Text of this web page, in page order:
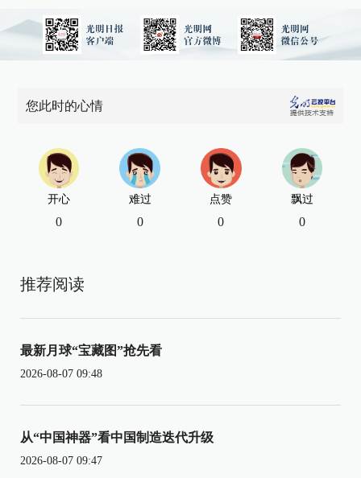
您此时的心情
开心
0
难过
0
点赞
0
飘过
0
推荐阅读
最新月球“宝藏图”抢先看
2026-08-07 09:48
从“中国神器”看中国制造迭代升级
2026-08-07 09:47